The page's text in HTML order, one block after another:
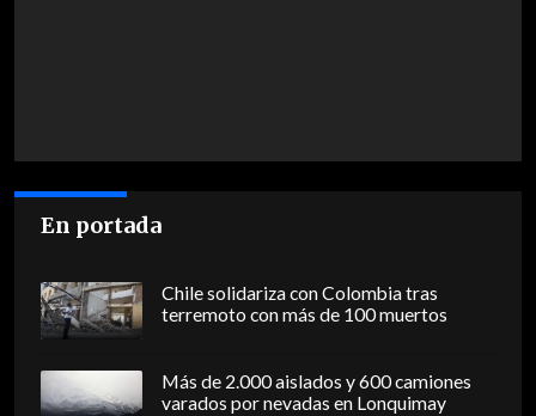
En portada
Chile solidariza con Colombia tras
terremoto con más de 100 muertos
Más de 2.000 aislados y 600 camiones
varados por nevadas en Lonquimay